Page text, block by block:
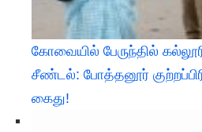
கோவையில் பேருந்தில்
சீண்டல்: போத்தனூர்
கைது!